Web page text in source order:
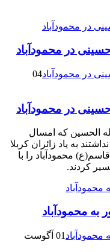
در محمودآباد
04
در محمودآباد
الحسین که امسال
به یاد زائران کربلا
محمودآباد را با
کردند.
به محمودآباد
01 آگوست